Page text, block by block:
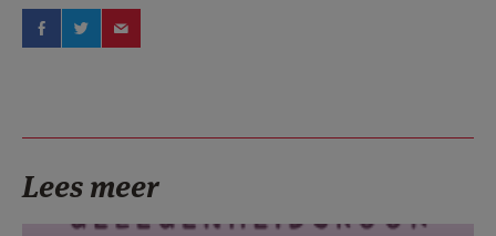
Lees meer